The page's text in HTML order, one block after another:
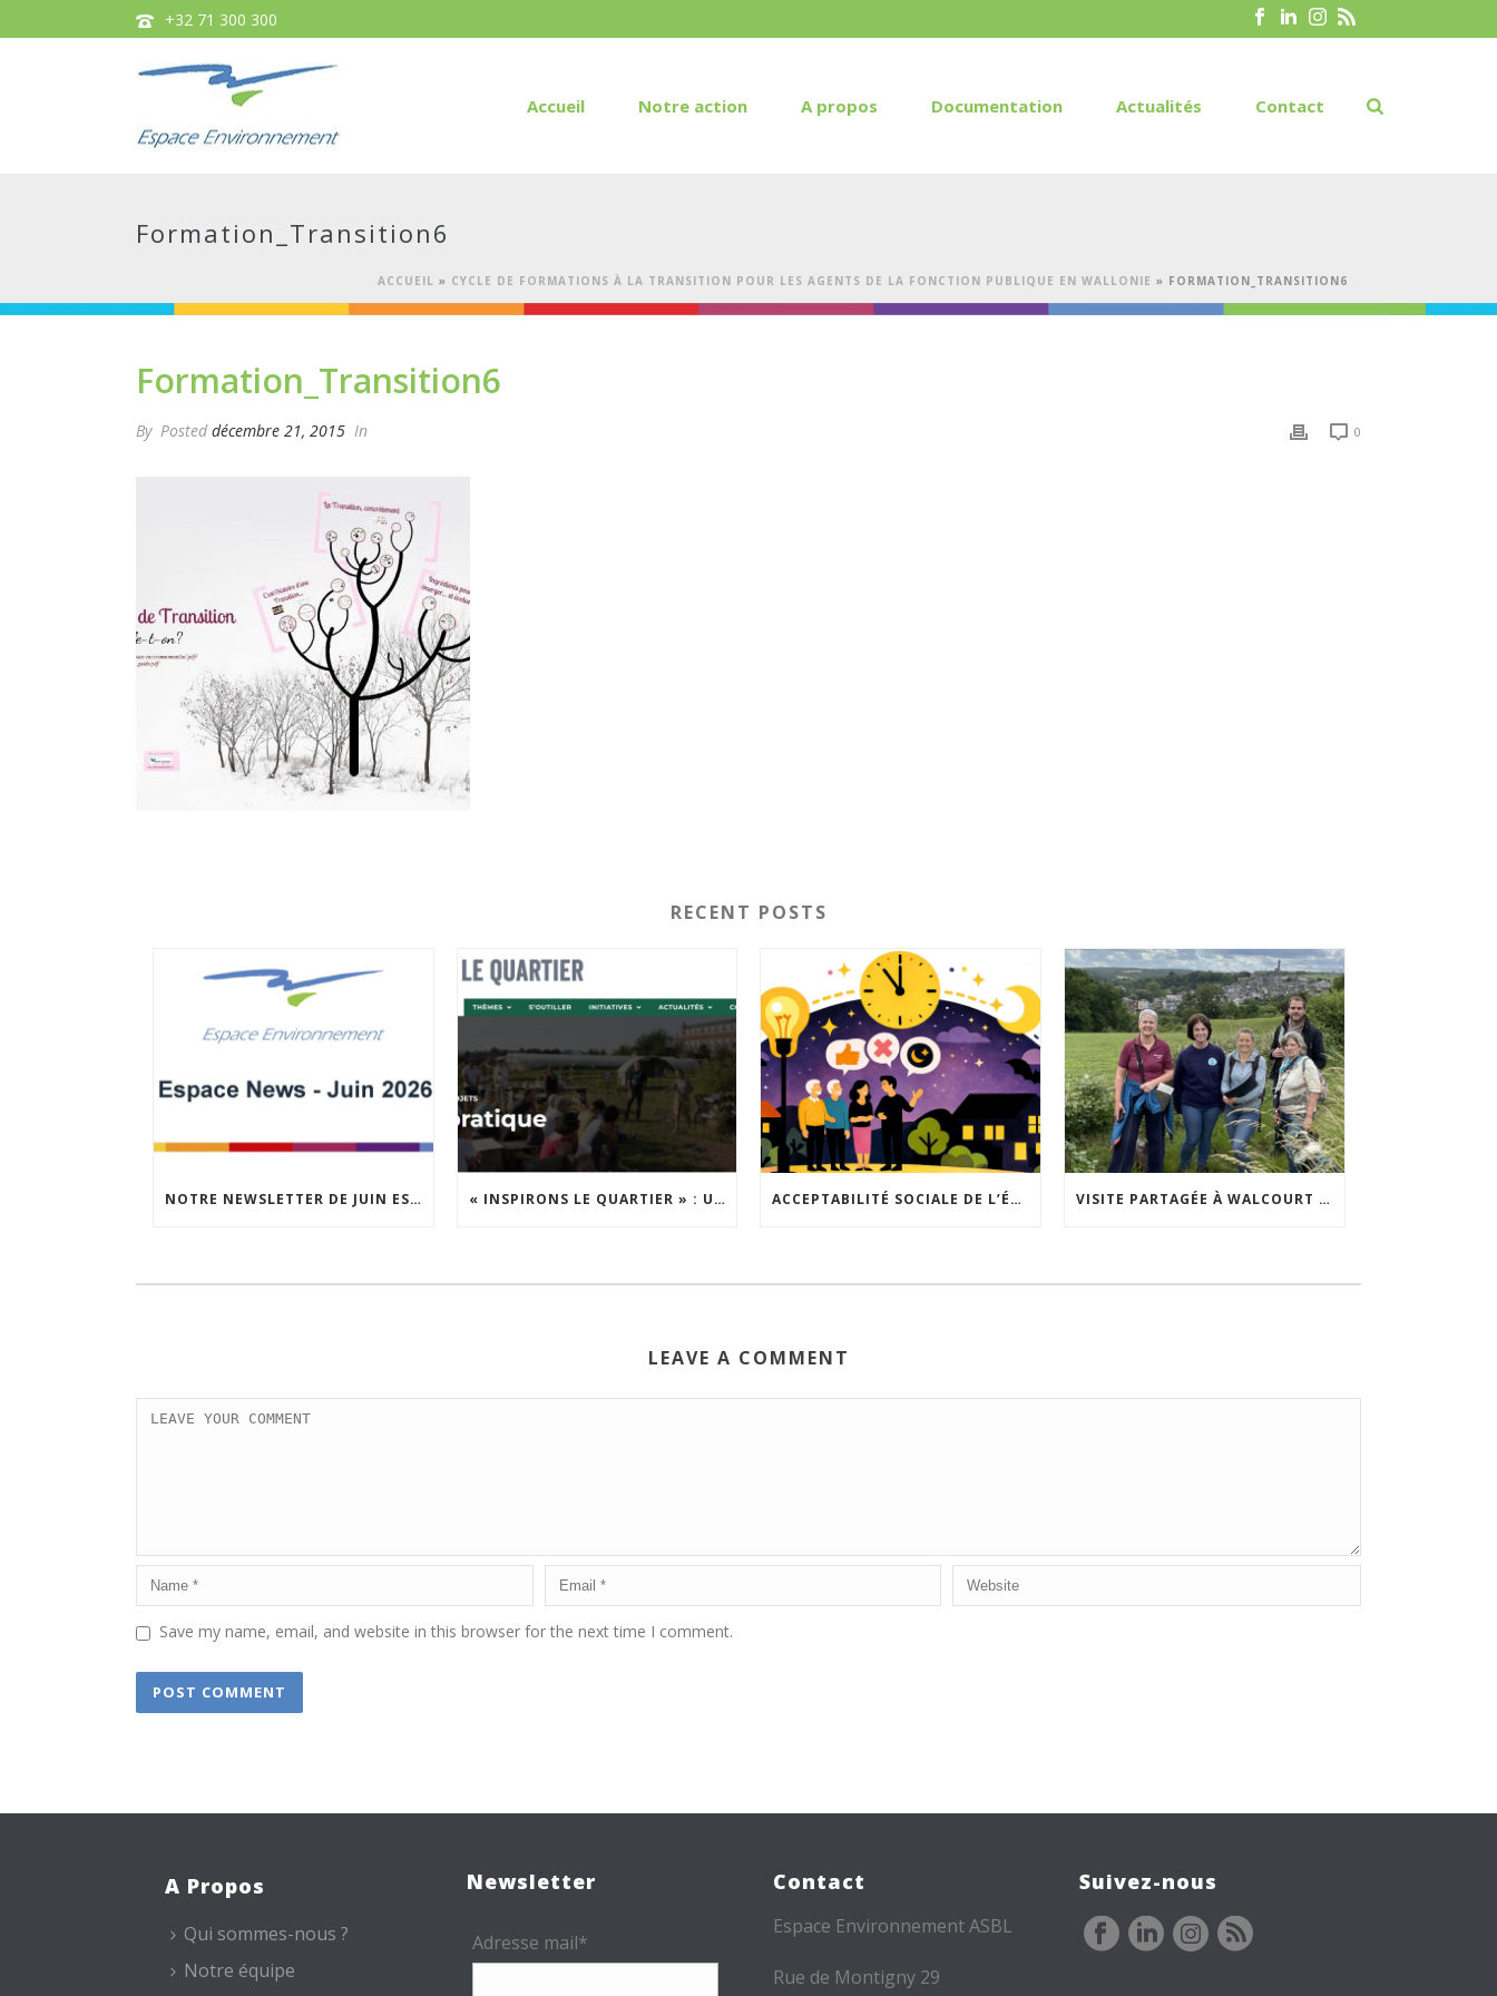
+32 71 300 300
Accueil Notre action A propos Documentation Actualités Contact
Formation_Transition6
ACCUEIL » CYCLE DE FORMATIONS À LA TRANSITION POUR LES AGENTS DE LA FONCTION PUBLIQUE EN WALLONIE » FORMATION_TRANSITION6
Formation_Transition6
By Posted décembre 21, 2015 In 0
RECENT POSTS
NOTRE NEWSLETTER DE JUIN EST EN LIGNE ! « INSPIRONS LE QUARTIER » : UN NOUVEL APPEL À PROJETS EST LANCÉ ! ACCEPTABILITÉ SOCIALE DE L’ÉCLAIRAGE NOCTURNE : LE REPLAY EST DISPONIBLE VISITE PARTAGÉE À WALCOURT : UNE DÉMARCHE PARTICIPATIVE ANIMÉE PAR ESPACE ENVIRONNEMENT
LEAVE A COMMENT
Save my name, email, and website in this browser for the next time I comment.
A Propos
Qui sommes-nous ?
Notre équipe
Newsletter
Adresse mail*
Contact
Espace Environnement ASBL
Rue de Montigny 29
Suivez-nous